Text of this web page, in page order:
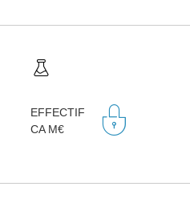
EFFECTIF
CA M€